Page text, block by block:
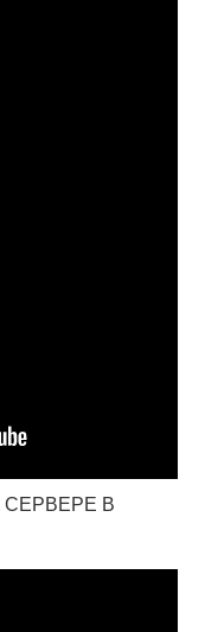
СЕРВЕРЕ В